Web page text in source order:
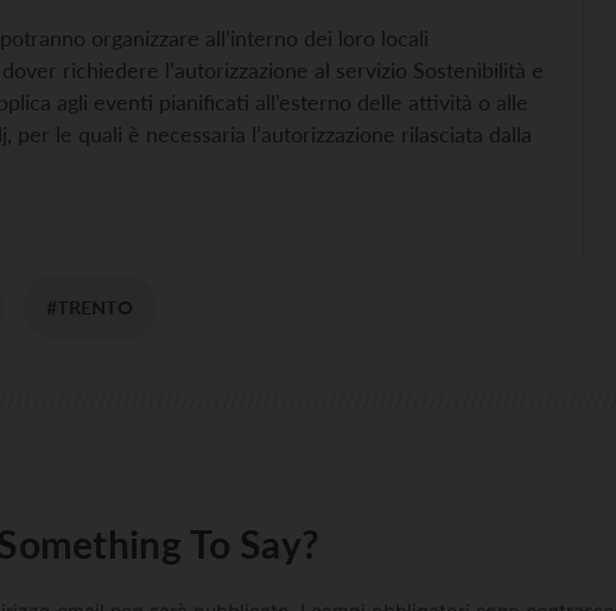
organizzare all’interno dei loro locali
richiedere l’autorizzazione al servizio Sostenibilità e
agli eventi pianificati all’esterno delle attività o alle
le quali è necessaria l’autorizzazione rilasciata dalla
#TRENTO
To Say?